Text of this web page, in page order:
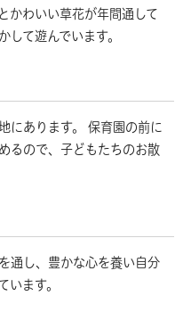
かわいい草花が年間通して
して遊んでいます。
にあります。 保育園の前に
るので、子どもたちのお散
通し、豊かな心を養い自分
います。